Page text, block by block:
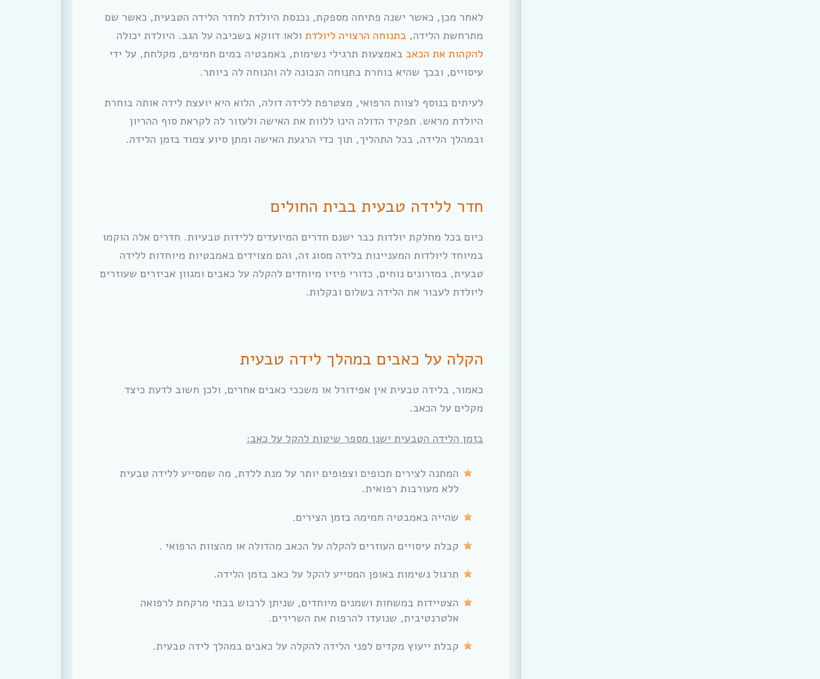
לאחר מכן, כאשר ישנה פתיחה מספקת, נכנסת היולדת לחדר הלידה הטבעית, כאשר שם
מתרחשת הלידה, בתנוחה הרצויה ליולדת ולאו דווקא בשכיבה על הגב. היולדת יכולה
להקהות את הכאב באמצעות תרגילי נשימות, באמבטיה במים חמימים, מקלחת, על ידי
עיסויים, ובכך שהיא בוחרת בתנוחה הנכונה לה והנוחה לה ביותר.
לעיתים בנוסף לצוות הרפואי, מצטרפת ללידה דולה, הלוא היא יועצת לידה אותה בוחרת
היולדת מראש. תפקיד הדולה הינו ללוות את האישה ולעזור לה לקראת סוף ההריון
ובמהלך הלידה, בכל התהליך, תוך כדי הרגעת האישה ומתן סיוע צמוד בזמן הלידה.
חדר ללידה טבעית בבית החולים
כיום בכל מחלקת יולדות כבר ישנם חדרים המיועדים ללידות טבעיות. חדרים אלה הוקמו
במיוחד ליולדות המעניינות בלידה מסוג זה, והם מצוידים באמבטיות מיוחדות ללידה
טבעית, במזרונים נוחים, כדורי פיזיו מיוחדים להקלה על כאבים ומגוון אביזרים שעוזרים
ליולדת לעבור את הלידה בשלום ובקלות.
הקלה על כאבים במהלך לידה טבעית
כאמור, בלידה טבעית אין אפידורל או משככי כאבים אחרים, ולכן חשוב לדעת כיצד
מקלים על הכאב.
בזמן הלידה הטבעית ישנן מספר שיטות להקל על כאב:
המתנה לצירים תכופים וצפופים יותר על מנת ללדת, מה שמסייע ללידה טבעית
ללא מעורבות רפואית.
שהייה באמבטיה חמימה בזמן הצירים.
קבלת עיסויים העוזרים להקלה על הכאב מהדולה או מהצוות הרפואי .
תרגול נשימות באופן המסייע להקל על כאב בזמן הלידה.
הצטיידות במשחות ושמנים מיוחדים, שניתן לרכוש בבתי מרקחת לרפואה
אלטרנטיבית, שנועדו להרפות את השרירים.
קבלת ייעוץ מקדים לפני הלידה להקלה על כאבים במהלך לידה טבעית.